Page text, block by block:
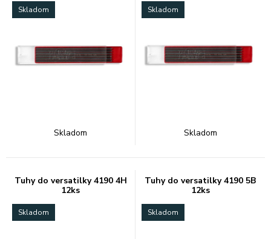
Skladom
Skladom
Skladom
Skladom
Tuhy do versatilky 4190 4H
12ks
Skladom
Tuhy do versatilky 4190 5B
12ks
Skladom